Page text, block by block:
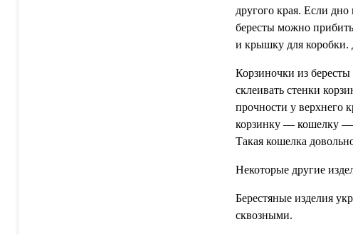
другого края. Если
бересты можно
и крышку для коробки.
Корзиночки из
склеивать стенки
прочности у верхнего
корзинку — кошелку —
Такая кошелка
Некоторые другие
Берестяные изделия
сквозными.